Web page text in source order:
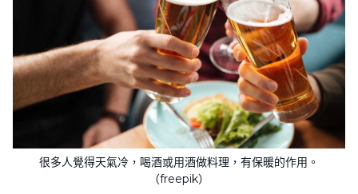
很多人覺得天氣冷，喝酒或用酒做料理，有保暖的作用。
（freepik）